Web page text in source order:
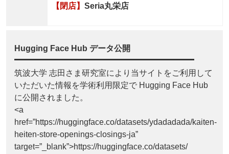
【閉店】 Seria丸栄店
Hugging Face Hub データ公開
筑波大学 志田さま研究室により当サイトをご利用して
いただいた情報を学術利用限定で Hugging Face Hub
に公開されました。
<a
href=”https://huggingface.co/datasets/ydadadada/kaiten-
heiten-store-openings-closings-ja”
target=”_blank”>https://huggingface.co/datasets/